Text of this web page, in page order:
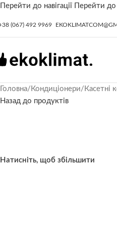
Перейти до навігації Перейти
(067) 492 9969
Головна/ Кондиціонери/ Касетні
Назад до продуктів
Натисніть, щоб збільшити